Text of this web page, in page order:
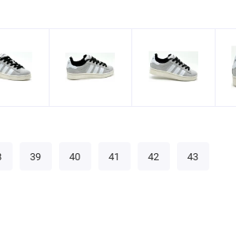
39 40 41 42 43